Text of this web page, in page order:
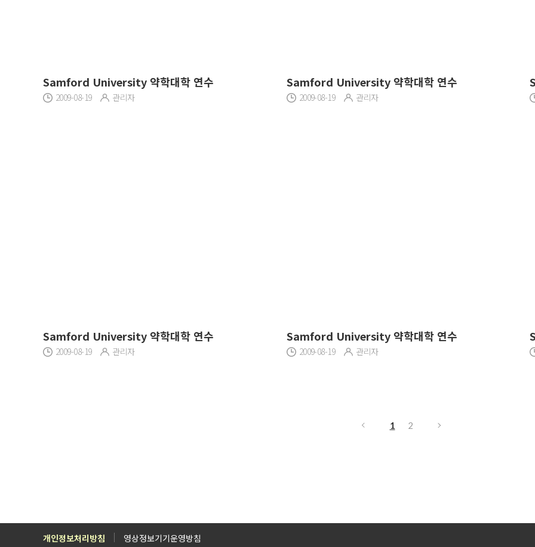
Samford University 약학대학 연수
2009-08-19 관리자
Samford University 약학대학 연수
2009-08-19 관리자
Samford University 약학대학 연수
2009-08-19 관리자
Samford University 약학대학 연수
2009-08-19 관리자
1 2
개인정보처리방침 영상정보기기운영방침